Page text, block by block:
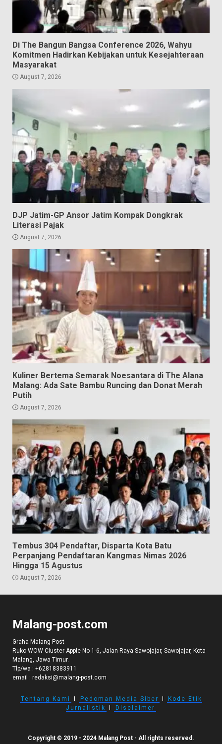
Di The Bangun Bangsa Conference 2026, Wahyu
Komitmen Hadirkan Kebijakan untuk Kesejahteraan
Masyarakat
August 7, 2026
DJP Jatim-GP Ansor Jatim Kompak Dongkrak
Literasi Pajak
August 7, 2026
Kuliner Bertema Semarak Noesantara di The Alana
Malang: Ada Sate Bambu Runcing dan Donat Merah
Putih
August 7, 2026
Tembus 304 Pendaftar, Disparta Kota Batu
Perpanjang Pendaftaran Kangmas Nimas 2026
Hingga 15 Agustus
August 7, 2026
Malang-post.com
Graha Malang Post
Ruko WOW Cluster Apple No 1-6, Jalan Raya Sawojajar, Sawojajar, Kota
Malang, Jawa Timur.
Tlp/wa : +62818383911
email : redaksi@malang-post.com
Tentang Kami Pedoman Media Siber
Kode Etik
Jurnalistik
Disclaimer
Copyright © 2019 - 2024 Malang Post - All rights reserved.